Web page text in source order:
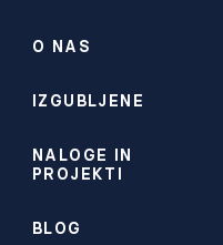
O NAS
IZGUBLJENE
NALOGE IN
PROJEKTI
BLOG